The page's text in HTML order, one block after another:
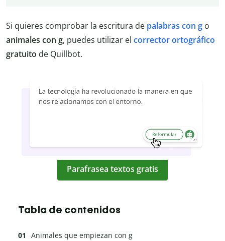
Si quieres comprobar la escritura de palabras con g o
animales con g, puedes utilizar el corrector ortográfico
gratuito de Quillbot.
Parafrasea textos gratis
Tabla de contenidos
Animales que empiezan con g